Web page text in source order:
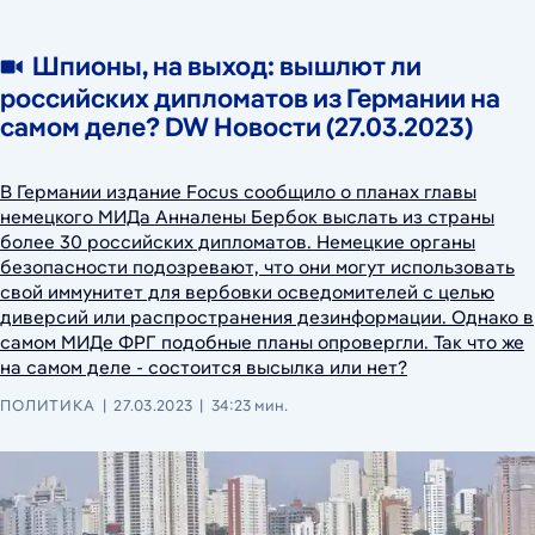
Шпионы, на выход: вышлют ли
российских дипломатов из Германии на
самом деле? DW Новости (27.03.2023)
В Германии издание Focus сообщило о планах главы
немецкого МИДа Анналены Бербок выслать из страны
более 30 российских дипломатов. Немецкие органы
безопасности подозревают, что они могут использовать
свой иммунитет для вербовки осведомителей с целью
диверсий или распространения дезинформации. Однако в
самом МИДе ФРГ подобные планы опровергли. Так что же
на самом деле - состоится высылка или нет?
ПОЛИТИКА 27.03.2023 34:23 мин.